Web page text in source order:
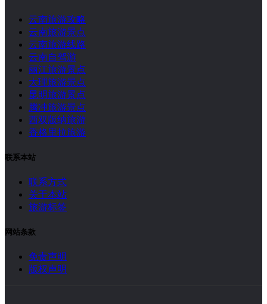
云南旅游攻略
云南旅游景点
云南旅游线路
云南自驾游
丽江旅游景点
大理旅游景点
昆明旅游景点
腾冲旅游景点
西双版纳旅游
香格里拉旅游
联系本站
联系方式
关于本站
旅游标签
网站条款
免责声明
版权声明